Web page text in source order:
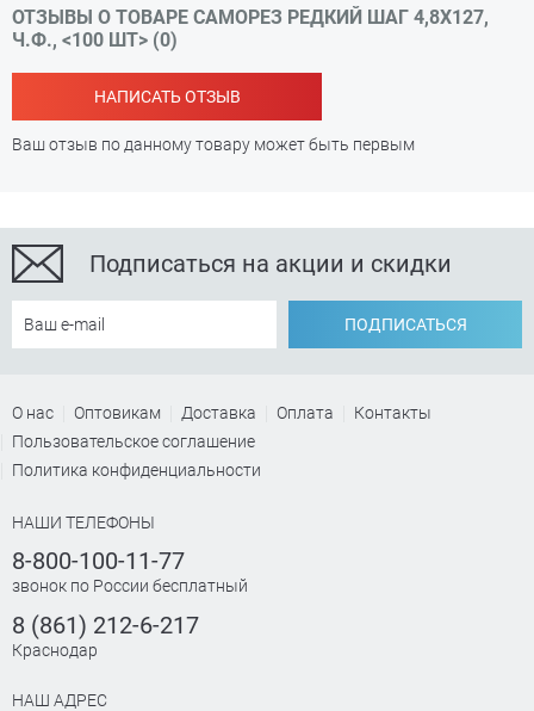
ОТЗЫВЫ О ТОВАРЕ САМОРЕЗ РЕДКИЙ ШАГ 4,8Х127,
Ч.Ф., <100 ШТ> (0)
НАПИСАТЬ ОТЗЫВ
Ваш отзыв по данному товару может быть первым
Подписаться на акции и скидки
ПОДПИСАТЬСЯ
О нас Оптовикам Доставка Оплата
Контакты
Пользовательское соглашение
Политика конфиденциальности
НАШИ ТЕЛЕФОНЫ
8-800-100-11-77
звонок по России бесплатный
8 (861) 212-6-217
Краснодар
НАШ АДРЕС